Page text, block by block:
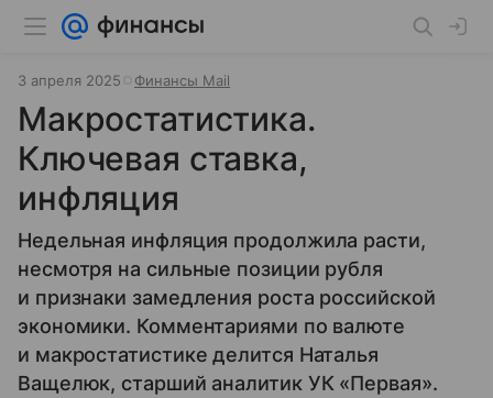
3 апреля 2025 Финансы Mail
Макростатистика.
Ключевая ставка,
инфляция
Недельная инфляция продолжила расти,
несмотря на сильные позиции рубля
и признаки замедления роста российской
экономики. Комментариями по валюте
и макростатистике делится Наталья
Ващелюк, старший аналитик УК «Первая».